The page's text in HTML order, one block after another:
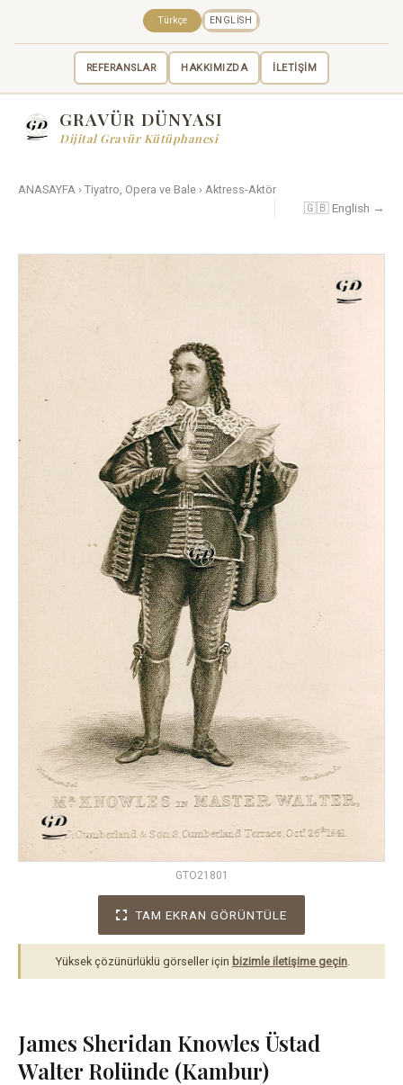
REFERANSLAR HAKKIMIZDA İLETİŞİM
Türkçe ENGLISH
GRAVÜR DÜNYASI
Dijital Gravür Kütüphanesi
ANASAYFA › Tiyatro, Opera ve Bale › Aktress-Aktör
🇬🇧 English →
GTO21801
TAM EKRAN GÖRÜNTÜLE
Yüksek çözünürlüklü görseller için bizimle iletişime geçin
James Sheridan Knowles Üstad
Walter Rolünde (Kambur)